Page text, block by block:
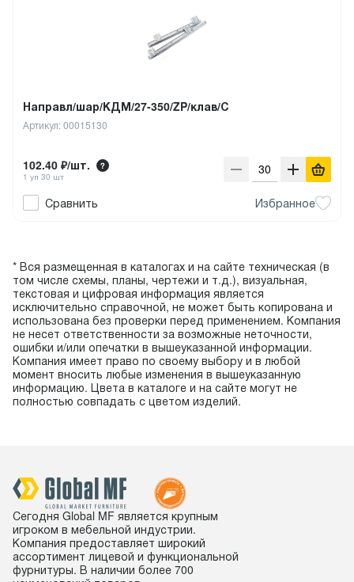
Направл/шар/КДМ/27-350/ZP/клав/С
Артикул: 00015130
102.40 ₽/шт.
1 уп 30 шт
Сравнить Избранное
* Вся размещенная в каталогах и на сайте техническая (в
том числе схемы, планы, чертежи и т.д.), визуальная,
текстовая и цифровая информация является
исключительно справочной, не может быть копирована и
использована без проверки перед применением. Компания
не несет ответственности за возможные неточности,
ошибки и/или опечатки в вышеуказанной информации.
Компания имеет право по своему выбору и в любой
момент вносить любые изменения в вышеуказанную
информацию. Цвета в каталоге и на сайте могут не
полностью совпадать с цветом изделий.
Сегодня Global MF является крупным
игроком в мебельной индустрии.
Компания предоставляет широкий
ассортимент лицевой и функциональной
фурнитуры. В наличии более 700